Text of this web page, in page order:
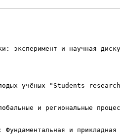
науки: эксперимент и
учёных "Students
и региональные
Фундаментальная и